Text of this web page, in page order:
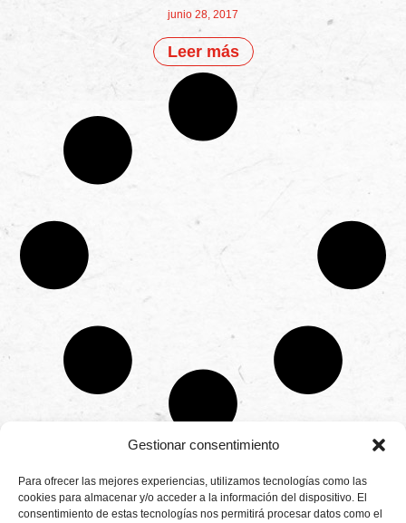
Gestionar consentimiento
Para ofrecer las mejores experiencias, utilizamos tecnologías como las
cookies para almacenar y/o acceder a la información del dispositivo. El
consentimiento de estas tecnologías nos permitirá procesar datos como el
junio 28, 2017
Leer más
Productores
de
CONTÁCTANOS
Camino de
Montemayor s/n
Aviso legal